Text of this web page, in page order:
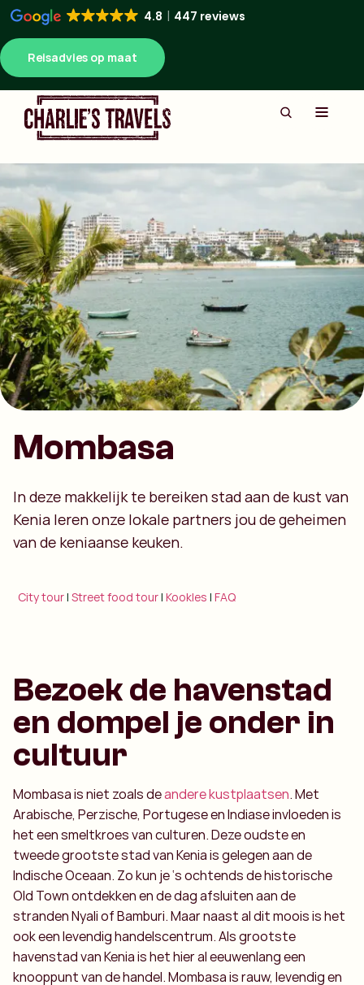
4.8 447 reviews
Reisadvies op maat
Mombasa
In deze makkelijk te bereiken stad aan de kust van
Kenia leren onze lokale partners jou de geheimen
van de keniaanse keuken.
City tour|Street food tour|Kookles |FAQ
Bezoek de havenstad
en dompel je onder in
cultuur
Mombasa is niet zoals deandere kustplaatsen. Met
Arabische, Perzische, Portugese en Indiase invloeden is
het een smeltkroes van culturen. Deze oudste en
tweede grootste stad van Kenia is gelegen aan de
Indische Oceaan. Zo kun je ‘s ochtends de historische
Old Town ontdekken en de dag afsluiten aan de
stranden Nyali of Bamburi. Maar naast al dit moois is het
ook een levendig handelscentrum. Als grootste
havenstad van Kenia is het hier al eeuwenlang een
knooppunt van de handel. Mombasa is rauw, levendig en